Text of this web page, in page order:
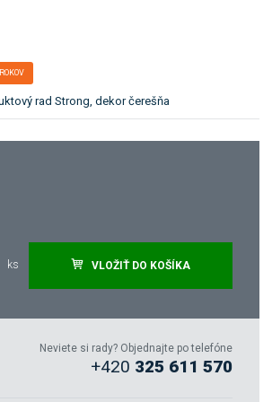
rad Strong, dekor čerešňa
ks VLOŽIŤ DO KOŠÍKA
Neviete si rady? Objednajte po telefóne
+420 325 611 570